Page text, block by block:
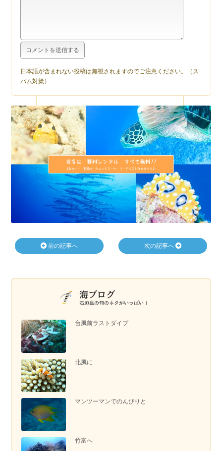
台風前ラストダイブ
北風に
マンツーマンでのんびりと
竹富へ
日本語が含まれない投稿は無視されますのでご注意ください。（ス
パム対策）
前の記事へ 次の記事へ